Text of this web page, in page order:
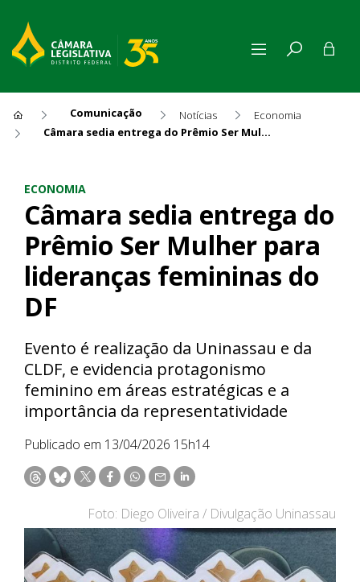
Comunicação Notícias
Economia
Câmara sedia entrega do Prêmio Ser Mulher para lideranças femininas do DF
ECONOMIA
Câmara sedia entrega do
Prêmio Ser Mulher para
lideranças femininas do
DF
Evento é realização da Uninassau e da
CLDF, e evidencia protagonismo
feminino em áreas estratégicas e a
importância da representatividade
Publicado em 13/04/2026 15h14
Foto: Diego Oliveira / Divulgação Uninassau